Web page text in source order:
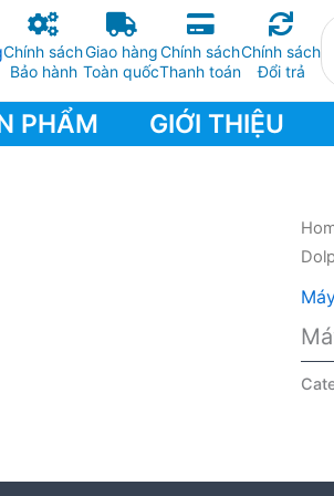
Chính sách
Bảo hành
Giao hàng
Toàn quốc
Chính sách
Thanh toán
Chính sách
Đổi trả
PHẨM GIỚI THIỆU